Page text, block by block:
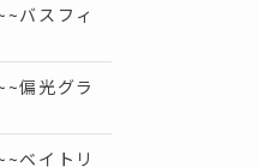
バスフィ
偏光グラ
ベイトリ